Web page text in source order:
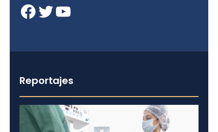
Facebook Twitter YouTube
Reportajes